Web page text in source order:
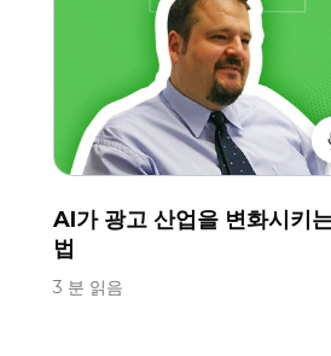
AI가 광고 산업을 변화시키
법
3 분 읽음